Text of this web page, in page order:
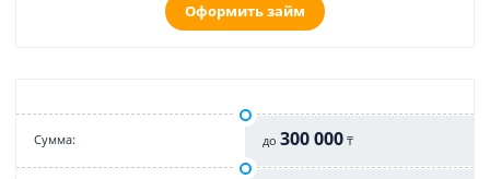
Оформить займ
Cумма: до 300 000 ₸